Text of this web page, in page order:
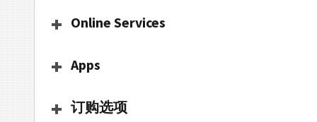
Online Services
Apps
订购选项